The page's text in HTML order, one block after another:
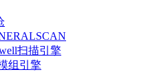
扫描引擎
组引擎